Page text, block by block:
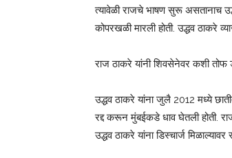
त्यावेळी राजचे भाषण सुरू असतानाच
कोपरखळी मारली होती. उद्धव ठाकरे
राज ठाकरे यांनी शिवसेनेवर कशी तोफ
उद्धव ठाकरे यांना जुलै 2012 मध्ये
रद्द करून मुंबईकडे धाव घेतली होती.
उद्धव ठाकरे यांना डिस्चार्ज